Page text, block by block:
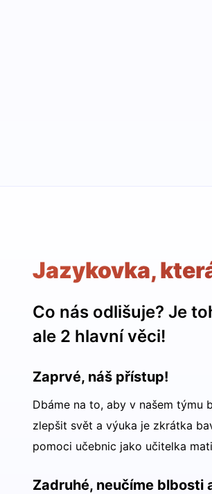
Jazykovka,
Co nás odlišuje? Je
ale 2 hlavní věci!
Zaprvé, náš přístup!
Dbáme na to, aby v našem týmu
zlepšit svět a výuka je zkrátka
pomoci učebnic jako učitelka
Zadruhé, neučíme blbosti